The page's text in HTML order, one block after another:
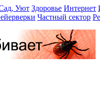
Уют Здоровье Интернет
Частный сектор